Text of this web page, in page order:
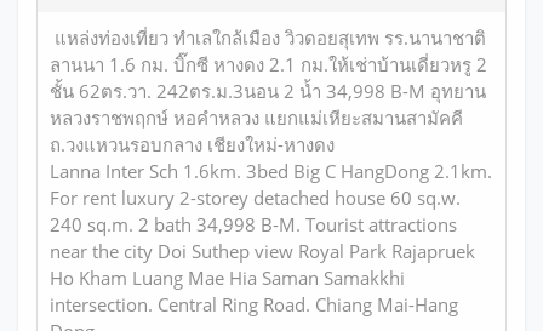
แหล่งท่องเที่ยว ทำเลใกล้เมือง วิวดอยสุเทพ รร.นานาชาติ
ลานนา 1.6 กม. บิ๊กซี หางดง 2.1 กม.ให้เช่าบ้านเดี่ยวหรู 2
ชั้น 62ตร.วา. 242ตร.ม.3นอน 2 น้ำ 34,998 B-M อุทยาน
หลวงราชพฤกษ์ หอคำหลวง แยกแม่เหียะสมานสามัคคี
ถ.วงแหวนรอบกลาง เชียงใหม่-หางดง
Lanna Inter Sch 1.6km. 3bed Big C HangDong 2.1km.
For rent luxury 2-storey detached house 60 sq.w.
240 sq.m. 2 bath 34,998 B-M. Tourist attractions
near the city Doi Suthep view Royal Park Rajapruek
Ho Kham Luang Mae Hia Saman Samakkhi
intersection. Central Ring Road. Chiang Mai-Hang